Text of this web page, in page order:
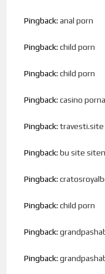
Pingback:anal porn
Pingback:child porn
Pingback:child porn
Pingback:casino porna
Pingback:travesti.site
Pingback:bu site
Pingback:
Pingback:child porn
Pingback:
Pingback: